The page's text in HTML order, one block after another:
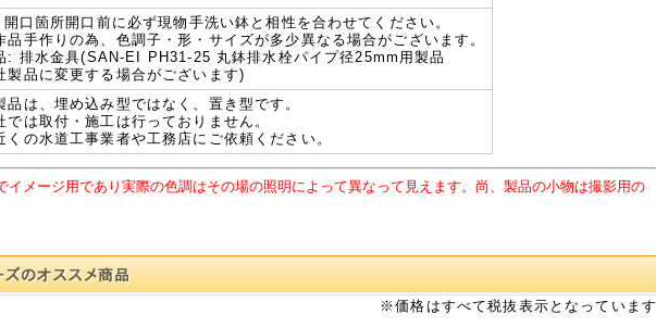
口箇所開口前に必ず現物手洗い鉢と相性を合わせてください。
品手作りの為、色調子・形・サイズが多少異なる場合がございます。
: 排水金具(SAN-EI PH31-25 丸鉢排水栓パイプ径25mm用製品
製品に変更する場合がございます)
品は、埋め込み型ではなく、置き型です。
では取付・施工は行っておりません。
くの水道工事業者や工務店にご依頼ください。
イメージ用であり実際の色調はその場の照明によって異なって見えます。尚、製品の小物は撮影用の
※価格はすべて税抜表示となっています